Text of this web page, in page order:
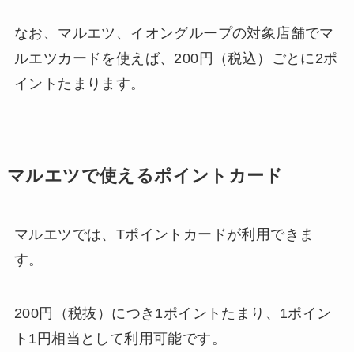
なお、マルエツ、イオングループの対象店舗でマ
ルエツカードを使えば、200円（税込）ごとに2ポ
イントたまります。
マルエツで使えるポイントカード
マルエツでは、Tポイントカードが利用できま
す。
200円（税抜）につき1ポイントたまり、1ポイン
ト1円相当として利用可能です。